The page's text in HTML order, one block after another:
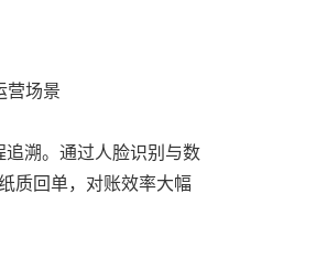
营场景
溯。通过人脸识别与数
质回单，对账效率大幅